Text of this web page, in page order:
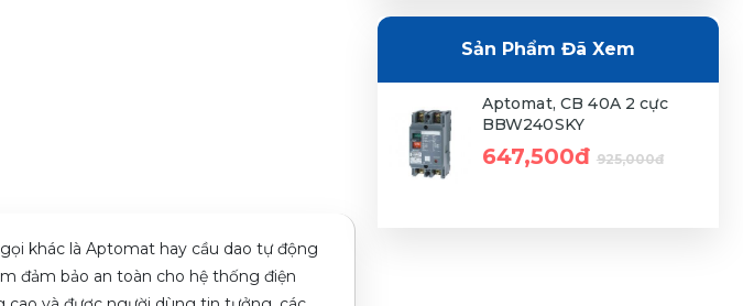
khác là Aptomat hay cầu dao tự động
đảm bảo an toàn cho hệ thống điện
Sản Phẩm Đã Xem
Aptomat, CB 40A 2 cực
BBW240SKY
647,500đ 925,000đ